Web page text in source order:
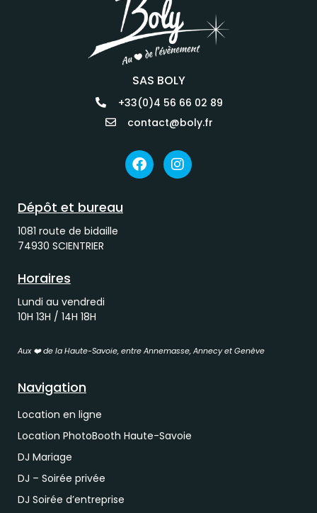
SAS BOLY
+33(0)4 56 66 02 89
contact@boly.fr
Dépôt et bureau
1081 route de bidaille
74930 SCIENTRIER
Horaires
Lundi au vendredi
10H 13H / 14H 18H
Aux ❤️ de la Haute-Savoie, entre Annemasse, Annecy et Genève
Navigation
Location en ligne
Location PhotoBooth Haute-Savoie
DJ Mariage
DJ – Soirée privée
DJ Soirée d’entreprise